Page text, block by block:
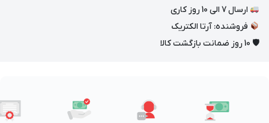
ارسال 7 الی 10 روز کاری
فروشنده: آرتا الکتریک
🛡 10 روز ضمانت بازگشت کالا